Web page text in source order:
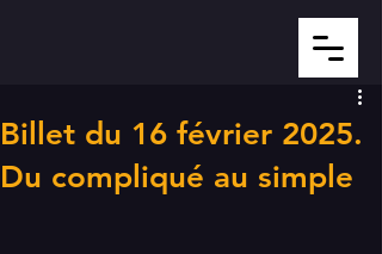
Billet du 16 février 2025.
Du compliqué au simple